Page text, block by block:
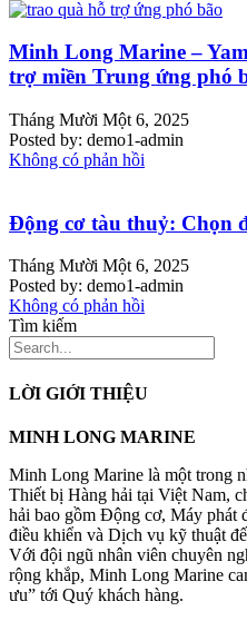
Minh Long Marine –
trợ miền Trung ứng phó
Tháng Mười Một 6, 2025
Posted by: demo1-admin
Không có phản hồi
Động cơ tàu thuỷ: Chọn
Tháng Mười Một 6, 2025
Posted by: demo1-admin
Không có phản hồi
Tìm kiếm
LỜI GIỚI THIỆU
MINH LONG MARINE
Minh Long Marine là một trong
Thiết bị Hàng hải tại Việt Nam,
hải bao gồm Động cơ, Máy phát
điều khiển và Dịch vụ kỹ thuật
Với đội ngũ nhân viên chuyên
rộng khắp, Minh Long Marine
ưu” tới Quý khách hàng.